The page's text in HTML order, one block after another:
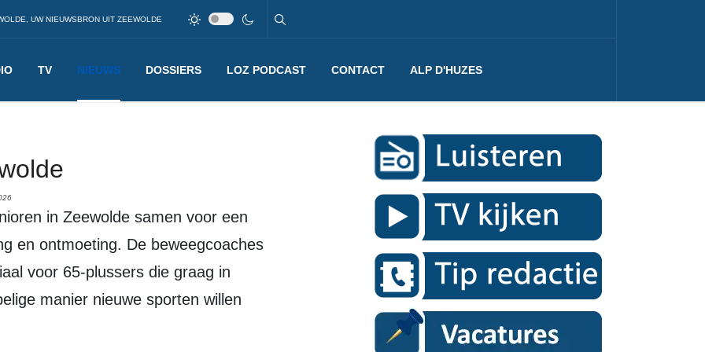
UW NIEUWSBRON UIT ZEEWOLDE
TV NIEUWS DOSSIERS LOZ PODCAST CONTACT ALP D'HUZES
en ontmoeting. De beweegcoaches
voor 65-plussers die graag in
manier nieuwe sporten willen